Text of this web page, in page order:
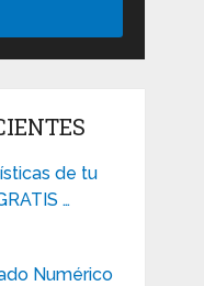
de tu
…
Numérico